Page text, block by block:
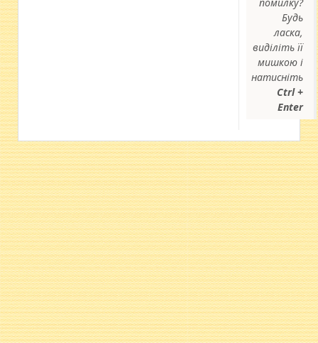
Будь
ласка,
виділіть її
мишкою і
натисніть
Ctrl +
Enter